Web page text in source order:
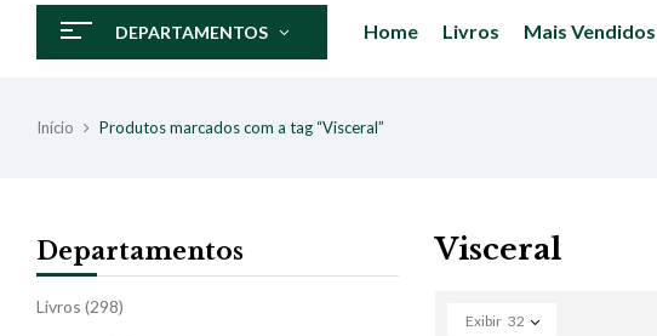
DEPARTAMENTOS Home Livros Mais Vendidos
Início Produtos marcados com a tag “Visceral”
Departamentos
Livros (298)
Visceral
Exibir 32